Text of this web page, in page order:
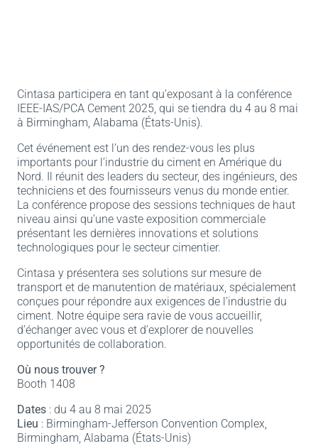
Cintasa participera en tant qu’exposant à la conférence
IEEE-IAS/PCA Cement 2025, qui se tiendra du 4 au 8 mai
à Birmingham, Alabama (États-Unis).
Cet événement est l’un des rendez-vous les plus
importants pour l’industrie du ciment en Amérique du
Nord. Il réunit des leaders du secteur, des ingénieurs, des
techniciens et des fournisseurs venus du monde entier.
La conférence propose des sessions techniques de haut
niveau ainsi qu’une vaste exposition commerciale
présentant les dernières innovations et solutions
technologiques pour le secteur cimentier.
Cintasa y présentera ses solutions sur mesure de
transport et de manutention de matériaux, spécialement
conçues pour répondre aux exigences de l’industrie du
ciment. Notre équipe sera ravie de vous accueillir,
d’échanger avec vous et d’explorer de nouvelles
opportunités de collaboration.
Où nous trouver ?
Booth 1408
Dates : du 4 au 8 mai 2025
Lieu : Birmingham-Jefferson Convention Complex,
Birmingham, Alabama (États-Unis)